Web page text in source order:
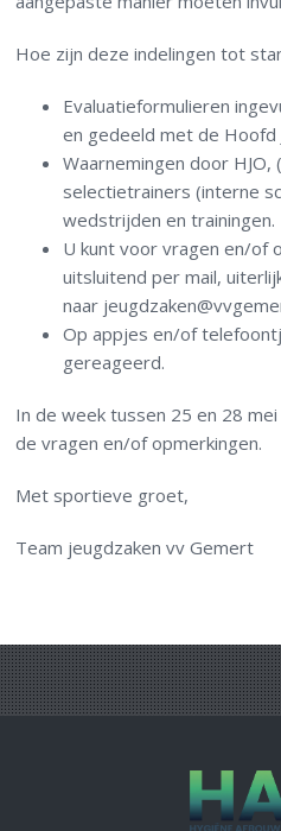
Hoe zijn deze indelingen tot
Evaluatieformulieren
en gedeeld met de Hoofd
Waarnemingen door
selectietrainers (interne
wedstrijden en trainingen.
U kunt voor vragen en/of
uitsluitend per mail,
naar
Op appjes en/of
gereageerd.
In de week tussen 25 en 28
de vragen en/of opmerkingen.
Met sportieve groet,
Team jeugdzaken vv Gemert